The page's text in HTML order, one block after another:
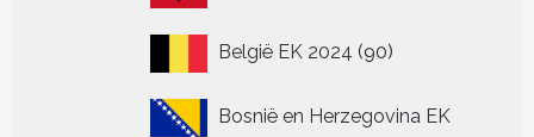
België EK 2024 9090
Bosnië en Herzegovina EK